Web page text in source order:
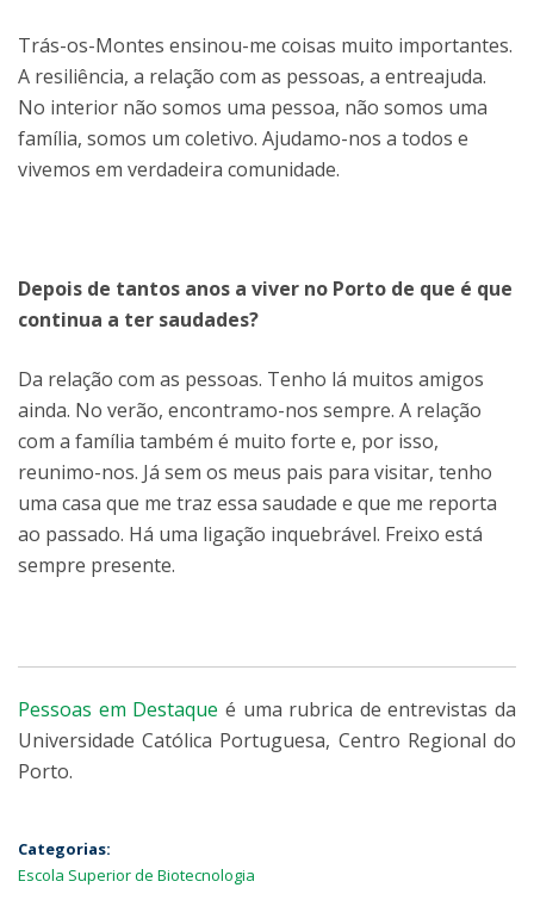
Trás-os-Montes ensinou-me coisas muito importantes.
A resiliência, a relação com as pessoas, a entreajuda.
No interior não somos uma pessoa, não somos uma
família, somos um coletivo. Ajudamo-nos a todos e
vivemos em verdadeira comunidade.
Depois de tantos anos a viver no Porto de que é que
continua a ter saudades?
Da relação com as pessoas. Tenho lá muitos amigos
ainda. No verão, encontramo-nos sempre. A relação
com a família também é muito forte e, por isso,
reunimo-nos. Já sem os meus pais para visitar, tenho
uma casa que me traz essa saudade e que me reporta
ao passado. Há uma ligação inquebrável. Freixo está
sempre presente.
Pessoas em Destaque é uma rubrica de entrevistas da
Universidade Católica Portuguesa, Centro Regional do
Porto.
Categorias:
Escola Superior de Biotecnologia